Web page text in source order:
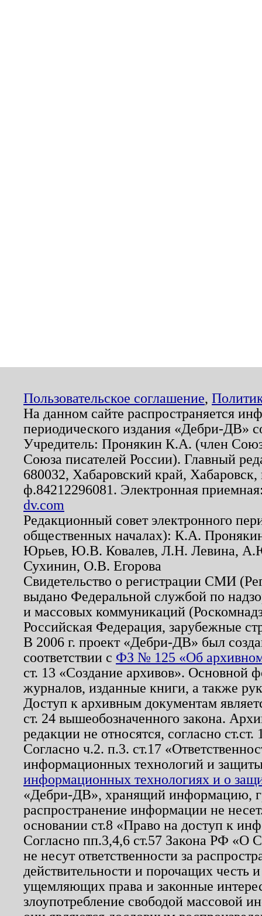
Пользовательское соглашение,
На данном сайте распространяется
периодического издания «Дебри-ДВ»
Учредитель: Пронякин К.А. (член
Союза писателей России). Главный
680032, Хабаровский край,
ф.84212296081. Электронная
dv.com
Редакционный совет электронного
общественных началах): К.А.
Юрьев, Ю.В. Ковалев, Л.Н. Левина,
Сухинин, О.В. Егорова
Свидетельство о регистрации СМИ
выдано Федеральной службой по
и массовых коммуникаций
Российская Федерация, зарубежные
В 2006 г. проект «Дебри-ДВ» был
соответствии с ФЗ № 125 «Об
ст. 13 «Создание архивов». Основной
журналов, изданные книги, а также
Доступ к архивным документам
ст. 24 вышеобозначенного закона.
редакции не относятся, согласно
Согласно ч.2. п.3. ст.17
информационных технологий и
информационных технологиях и о
«Дебри-ДВ», хранящий информацию,
распространение информации не
основании ст.8 «Право на доступ к
Согласно пп.3,4,6 ст.57 Закона РФ «О
не несут ответственности за
действительности и порочащих честь
ущемляющих права и законные
злоупотребление свободой массовой